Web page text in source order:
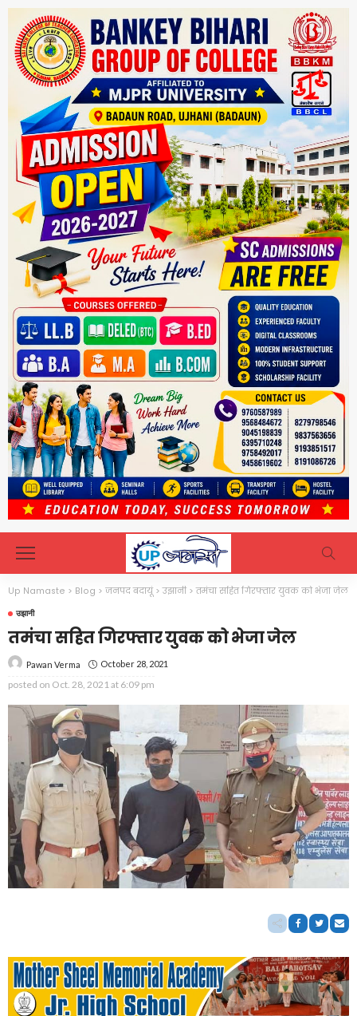
Up Namaste > Blog > जनपद बदायूं>उझानी >तमंचा सहित गिरफ्तार युवक को भेजा जेल
उझानी
तमंचा सहित गिरफ्तार युवक को भेजा जेल
Pawan Verma October 28, 2021
posted on Oct. 28, 2021 at 6:09 pm